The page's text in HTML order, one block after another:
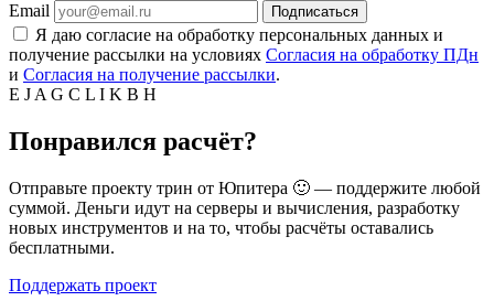
Email Подписаться
Я даю согласие на обработку персональных данных и
получение рассылки на условиях Согласия на обработку ПДн
и Согласия на получение рассылки.
E J A G C L I K B H
Понравился расчёт?
Отправьте проекту трин от Юпитера 🙂 — поддержите любой
суммой. Деньги идут на серверы и вычисления, разработку
новых инструментов и на то, чтобы расчёты оставались
бесплатными.
Поддержать проект